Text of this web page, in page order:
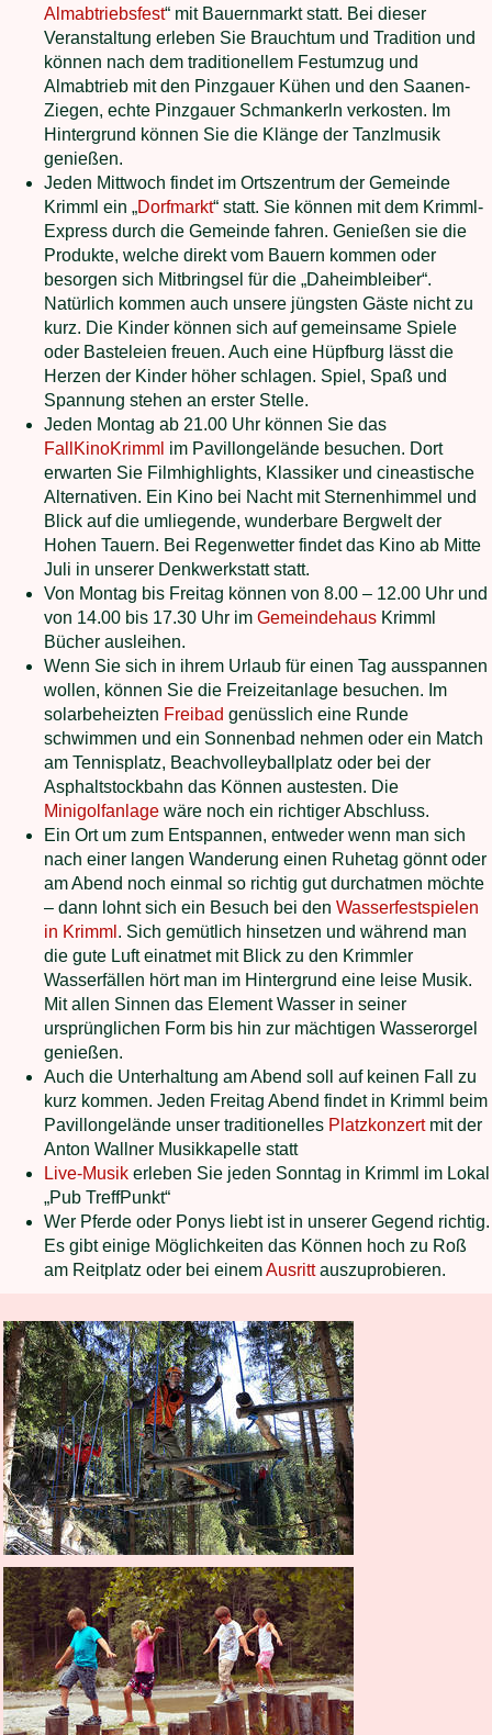
Almabtriebsfest“ mit Bauernmarkt statt. Bei dieser
Veranstaltung erleben Sie Brauchtum und Tradition und
können nach dem traditionellem Festumzug und
Almabtrieb mit den Pinzgauer Kühen und den Saanen-
Ziegen, echte Pinzgauer Schmankerln verkosten. Im
Hintergrund können Sie die Klänge der Tanzlmusik
genießen.
Jeden Mittwoch findet im Ortszentrum der Gemeinde
Krimml ein „Dorfmarkt“ statt. Sie können mit dem Krimml-
Express durch die Gemeinde fahren. Genießen sie die
Produkte, welche direkt vom Bauern kommen oder
besorgen sich Mitbringsel für die „Daheimbleiber“.
Natürlich kommen auch unsere jüngsten Gäste nicht zu
kurz. Die Kinder können sich auf gemeinsame Spiele
oder Basteleien freuen. Auch eine Hüpfburg lässt die
Herzen der Kinder höher schlagen. Spiel, Spaß und
Spannung stehen an erster Stelle.
Jeden Montag ab 21.00 Uhr können Sie das
FallKinoKrimml im Pavillongelände besuchen. Dort
erwarten Sie Filmhighlights, Klassiker und cineastische
Alternativen. Ein Kino bei Nacht mit Sternenhimmel und
Blick auf die umliegende, wunderbare Bergwelt der
Hohen Tauern. Bei Regenwetter findet das Kino ab Mitte
Juli in unserer Denkwerkstatt statt.
Von Montag bis Freitag können von 8.00 – 12.00 Uhr und
von 14.00 bis 17.30 Uhr im Gemeindehaus Krimml
Bücher ausleihen.
Wenn Sie sich in ihrem Urlaub für einen Tag ausspannen
wollen, können Sie die Freizeitanlage besuchen. Im
solarbeheizten Freibad genüsslich eine Runde
schwimmen und ein Sonnenbad nehmen oder ein Match
am Tennisplatz, Beachvolleyballplatz oder bei der
Asphaltstockbahn das Können austesten. Die
Minigolfanlage wäre noch ein richtiger Abschluss.
Ein Ort um zum Entspannen, entweder wenn man sich
nach einer langen Wanderung einen Ruhetag gönnt oder
am Abend noch einmal so richtig gut durchatmen möchte
– dann lohnt sich ein Besuch bei den Wasserfestspielen
in Krimml . Sich gemütlich hinsetzen und während man
die gute Luft einatmet mit Blick zu den Krimmler
Wasserfällen hört man im Hintergrund eine leise Musik.
Mit allen Sinnen das Element Wasser in seiner
ursprünglichen Form bis hin zur mächtigen Wasserorgel
genießen.
Auch die Unterhaltung am Abend soll auf keinen Fall zu
kurz kommen. Jeden Freitag Abend findet in Krimml beim
Pavillongelände unser traditionelles Platzkonzertmit der
Anton Wallner Musikkapelle statt
Live-Musik erleben Sie jeden Sonntag in Krimml im Lokal
„Pub TreffPunkt“
Wer Pferde oder Ponys liebt ist in unserer Gegend richtig.
Es gibt einige Möglichkeiten das Können hoch zu Roß
am Reitplatz oder bei einemAusrittauszuprobieren.